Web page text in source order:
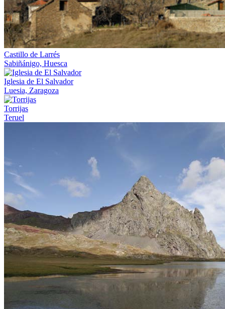
Castillo de Larrés
Sabiñánigo, Huesca
Iglesia de El Salvador
Luesia, Zaragoza
Torrijas
Teruel